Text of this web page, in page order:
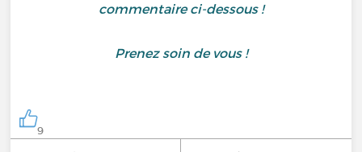
commentaire ci-dessous !
Prenez soin de vous !
9